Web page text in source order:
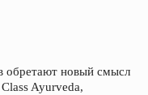
обретают новый смысл
Ayurveda,